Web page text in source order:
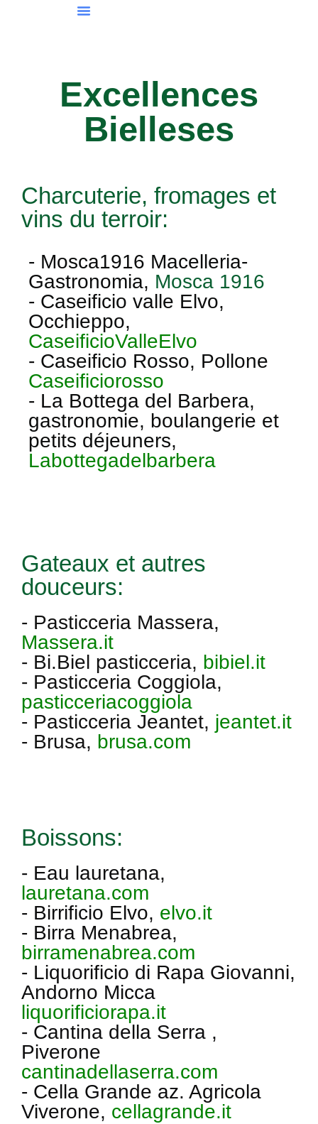
Excellences
Bielleses
Charcuterie, fromages et
vins du terroir:
- Mosca1916 Macelleria-
Gastronomia, Mosca 1916
- Caseificio valle Elvo,
Occhieppo,
CaseificioValleElvo
- Caseificio Rosso, Pollone
Caseificiorosso
- La Bottega del Barbera,
gastronomie, boulangerie et
petits déjeuners,
Labottegadelbarbera
Gateaux et autres
douceurs:
- Pasticceria Massera,
Massera.it
- Bi.Biel pasticceria, bibiel.it
- Pasticceria Coggiola,
pasticceriacoggiola
- Pasticceria Jeantet, jeantet.it
- Brusa, brusa.com
Boissons:
- Eau lauretana,
lauretana.com
- Birrificio Elvo, elvo.it
- Birra Menabrea,
birramenabrea.com
- Liquorificio di Rapa Giovanni,
Andorno Micca
liquorificiorapa.it
- Cantina della Serra ,
Piverone
cantinadellaserra.com
- Cella Grande az. Agricola
Viverone, cellagrande.it